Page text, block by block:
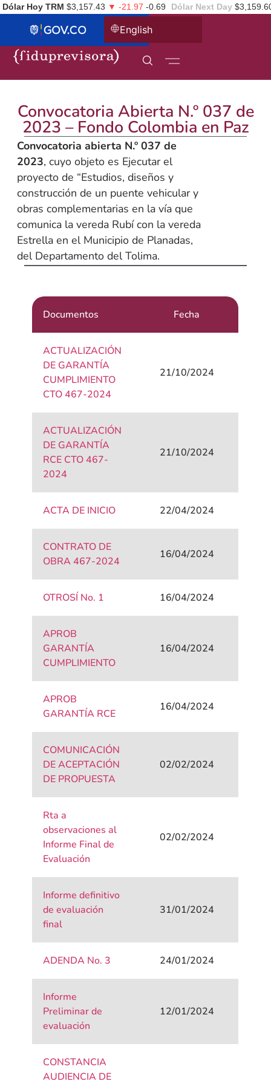
Dólar Hoy TRM $3,157.43 ▼ -21.97 -0.69 Dólar Next Day
English
Convocatoria Abierta N.º 037 de
2023 – Fondo Colombia en Paz
Convocatoria abierta N.º 037 de
2023, cuyo objeto es Ejecutar el
proyecto de “Estudios, diseños y
construcción de un puente vehicular y
obras complementarias en la vía que
comunica la vereda Rubí con la vereda
Estrella en el Municipio de Planadas,
del Departamento del Tolima.
Documentos Fecha
ACTUALIZACIÓN
DE GARANTÍA
CUMPLIMIENTO
CTO 467-2024
21/10/2024
ACTUALIZACIÓN
DE GARANTÍA
RCE CTO 467-
2024
21/10/2024
ACTA DE INICIO 22/04/2024
CONTRATO DE
OBRA 467-2024
16/04/2024
OTROSÍ No. 1 16/04/2024
APROB
GARANTÍA
CUMPLIMIENTO
16/04/2024
APROB
GARANTÍA RCE
16/04/2024
COMUNICACIÓN
DE ACEPTACIÓN
DE PROPUESTA
02/02/2024
Rta a
observaciones al
Informe Final de
Evaluación
02/02/2024
Informe definitivo
de evaluación
final
31/01/2024
ADENDA No. 3 24/01/2024
Informe
Preliminar de
evaluación
12/01/2024
CONSTANCIA
AUDIENCIA DE